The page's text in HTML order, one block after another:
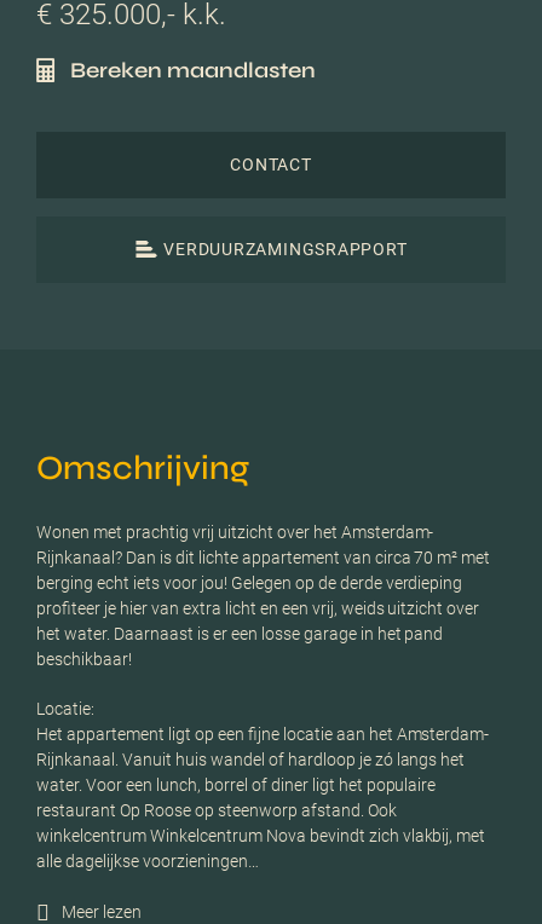
€ 325.000,- k.k.
Bereken maandlasten
CONTACT
VERDUURZAMINGSRAPPORT
Omschrijving
Wonen met prachtig vrij uitzicht over het Amsterdam-
Rijnkanaal? Dan is dit lichte appartement van circa 70 m² met
berging echt iets voor jou! Gelegen op de derde verdieping
profiteer je hier van extra licht en een vrij, weids uitzicht over
het water. Daarnaast is er een losse garage in het pand
beschikbaar!
Locatie:
Het appartement ligt op een fijne locatie aan het Amsterdam-
Rijnkanaal. Vanuit huis wandel of hardloop je zó langs het
water. Voor een lunch, borrel of diner ligt het populaire
restaurant Op Roose op steenworp afstand. Ook
winkelcentrum Winkelcentrum Nova bevindt zich vlakbij, met
alle dagelijkse voorzieningen…
Meer lezen